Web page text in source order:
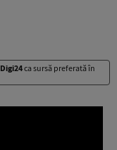
Digi24ca sursă preferată în